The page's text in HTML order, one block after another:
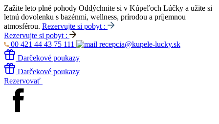
Zažite leto plné pohody Oddýchnite si v Kúpeľoch Lúčky a užite si
letnú dovolenku s bazénmi, wellness, prírodou a príjemnou
atmosférou. Rezervujte si pobyt :
Rezervujte si pobyt :
00 421 44 43 75 111
recepcia@kupele-lucky.sk
Darčekové poukazy
Darčekové poukazy
Rezervovať